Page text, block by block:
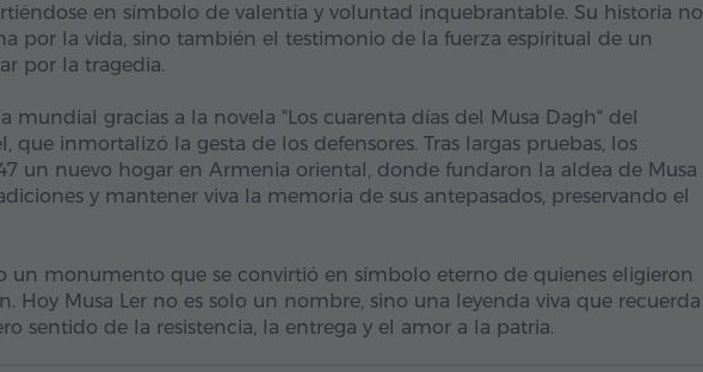
en símbolo de valentía y voluntad inquebrantable. Su historia no
por la vida, sino también el testimonio de la fuerza espiritual de un
por la tragedia.
mundial gracias a la novela "Los cuarenta días del Musa Dagh" del
que inmortalizó la gesta de los defensores. Tras largas pruebas, los
un nuevo hogar en Armenia oriental, donde fundaron la aldea de Musa
y mantener viva la memoria de sus antepasados, preservando el
un monumento que se convirtió en símbolo eterno de quienes eligieron
Hoy Musa Ler no es solo un nombre, sino una leyenda viva que recuerda
sentido de la resistencia, la entrega y el amor a la patria.